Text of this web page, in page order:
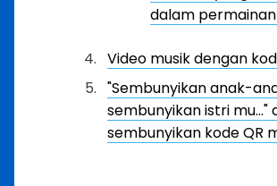
dalam
Video musik dengan
"Sembunyikan anak-
sembunyikan istri mu..."
sembunyikan kode QR